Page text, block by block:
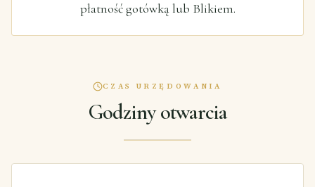
płatność gotówką lub Blikiem.
CZAS URZĘDOWANIA
Godziny otwarcia